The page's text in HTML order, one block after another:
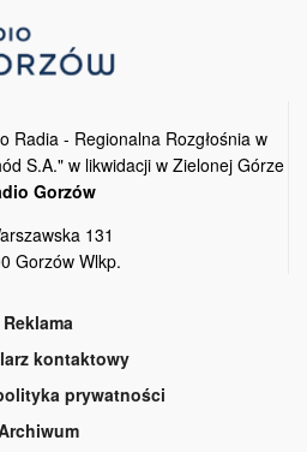
Radia - Regionalna Rozgłośnia w
S.A." w likwidacji w Zielonej Górze
Gorzów
131
Gorzów Wlkp.
Reklama
kontaktowy
prywatności